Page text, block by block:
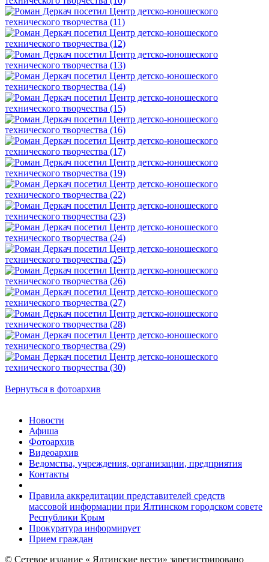
Вернуться в фотоархив
Новости
Афиша
Фотоархив
Видеоархив
Ведомства, учреждения, организации, предприятия
Контакты
Правила аккредитации представителей средств
массовой информации при Ялтинском городском совете
Республики Крым
Прокуратура информирует
Прием граждан
© Сетевое издание « Ялтинские вести» зарегистрировано